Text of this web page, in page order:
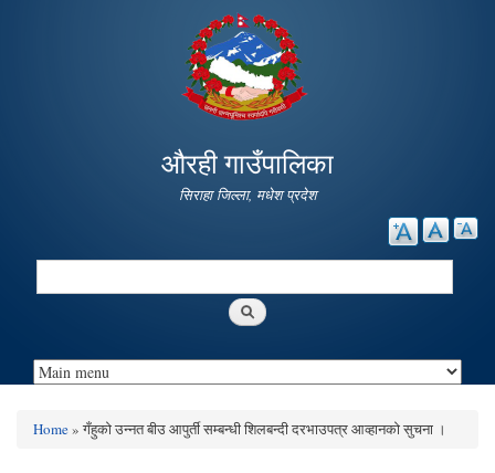
main
content
औरही गाउँपालिका
सिराहा जिल्ला, मधेश प्रदेश
Search
You are here
Home» गँहुकाे उन्नत बीउ आपुर्ती सम्बन्धी शिलबन्दी दरभाउपत्र आव्हानकाे सुचना ।